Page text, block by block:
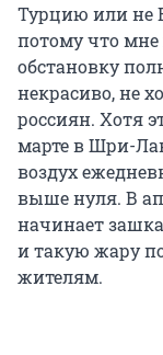
Турцию или не
потому что
обстановку
некрасиво, не
россиян. Хотя
марте в Шри-
воздух
выше нуля. В
начинает
и такую жару
жителям.